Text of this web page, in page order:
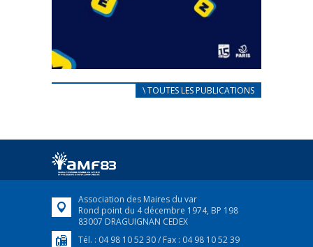
CARNET D’ACCUEIL
Afin d’accompagner au mieux les réfugiés
FEUILLETER
\ TOUTES LES PUBLICATIONS
Association des Maires du var
Rond point du 4 décembre 1974, BP 198
83007 DRAGUIGNAN CEDEX
Tél. : 04 98 10 52 30 / Fax : 04 98 10 52 39